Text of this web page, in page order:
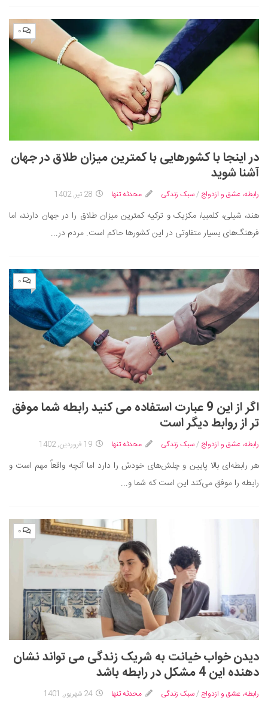
۰
در اینجا با کشورهایی با کمترین میزان طلاق در جهان
آشنا شوید
رابطه، عشق و ازدواج /سبک زندگی محدثه تنها 28 تیر, 1402
هند، شیلی، کلمبیا، مکزیک و ترکیه کمترین میزان طلاق را در جهان دارند، اما
فرهنگ‌های بسیار متفاوتی در این کشور‌ها حاکم است. مردم در...
۰
اگر از این 9 عبارت استفاده می کنید رابطه شما موفق
تر از روابط دیگر است
رابطه، عشق و ازدواج /سبک زندگی محدثه تنها 19 فروردین, 1402
هر رابطه‌ای بالا پایین و چلش‌های خودش را دارد اما آنچه واقعاً مهم است و
رابطه را موفق می‌کند این است که شما و...
۰
دیدن خواب خیانت به شریک زندگی می ‌تواند نشان
دهنده این 4 مشکل در رابطه باشد
رابطه، عشق و ازدواج /سبک زندگی محدثه تنها 24 شهریور, 1401